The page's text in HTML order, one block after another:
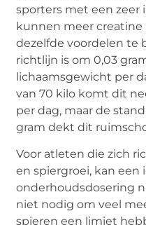
sporters met een
kunnen meer
dezelfde voordelen te
richtlijn is om 0,03
lichaamsgewicht per
van 70 kilo komt dit
per dag, maar de
gram dekt dit
Voor atleten die zich
en spiergroei, kan een
onderhoudsdosering
niet nodig om veel
spieren een limiet